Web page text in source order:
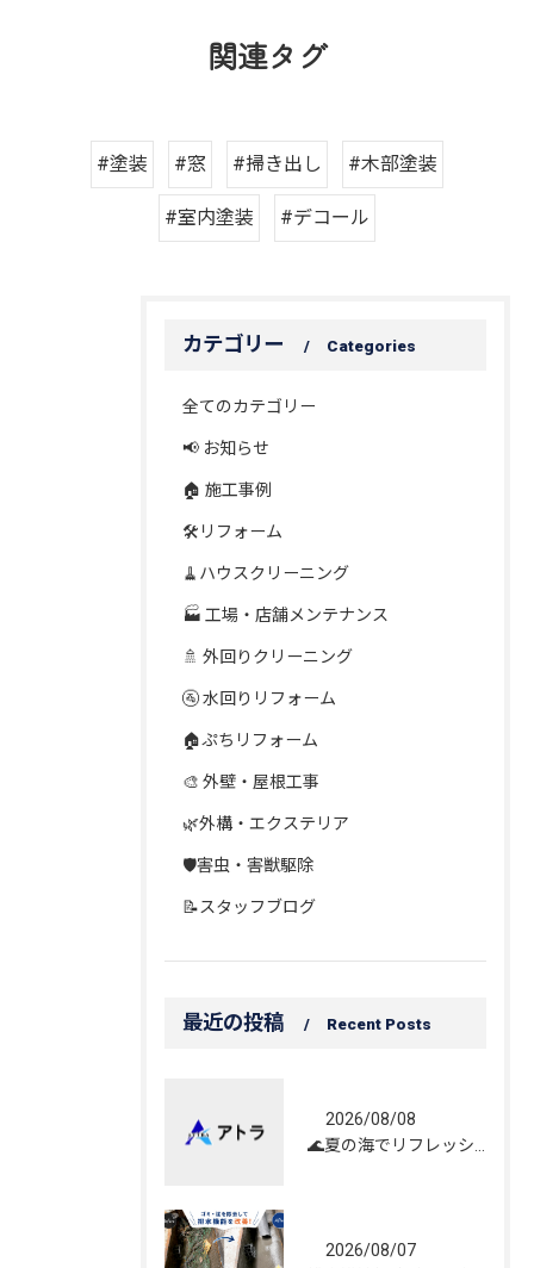
関連タグ
#塗装 #窓 #掃き出し #木部塗装
#室内塗装 #デコール
カテゴリー Categories
全てのカテゴリー
📢 お知らせ
🏠 施工事例
🛠️リフォーム
🧹ハウスクリーニング
🏭 工場・店舗メンテナンス
🚿 外回りクリーニング
🚰 水回りリフォーム
🏠ぷちリフォーム
🎨 外壁・屋根工事
🌿外構・エクステリア
🛡️害虫・害獣駆除
📝スタッフブログ
最近の投稿 Recent Posts
2026/08/08
2026/08/07